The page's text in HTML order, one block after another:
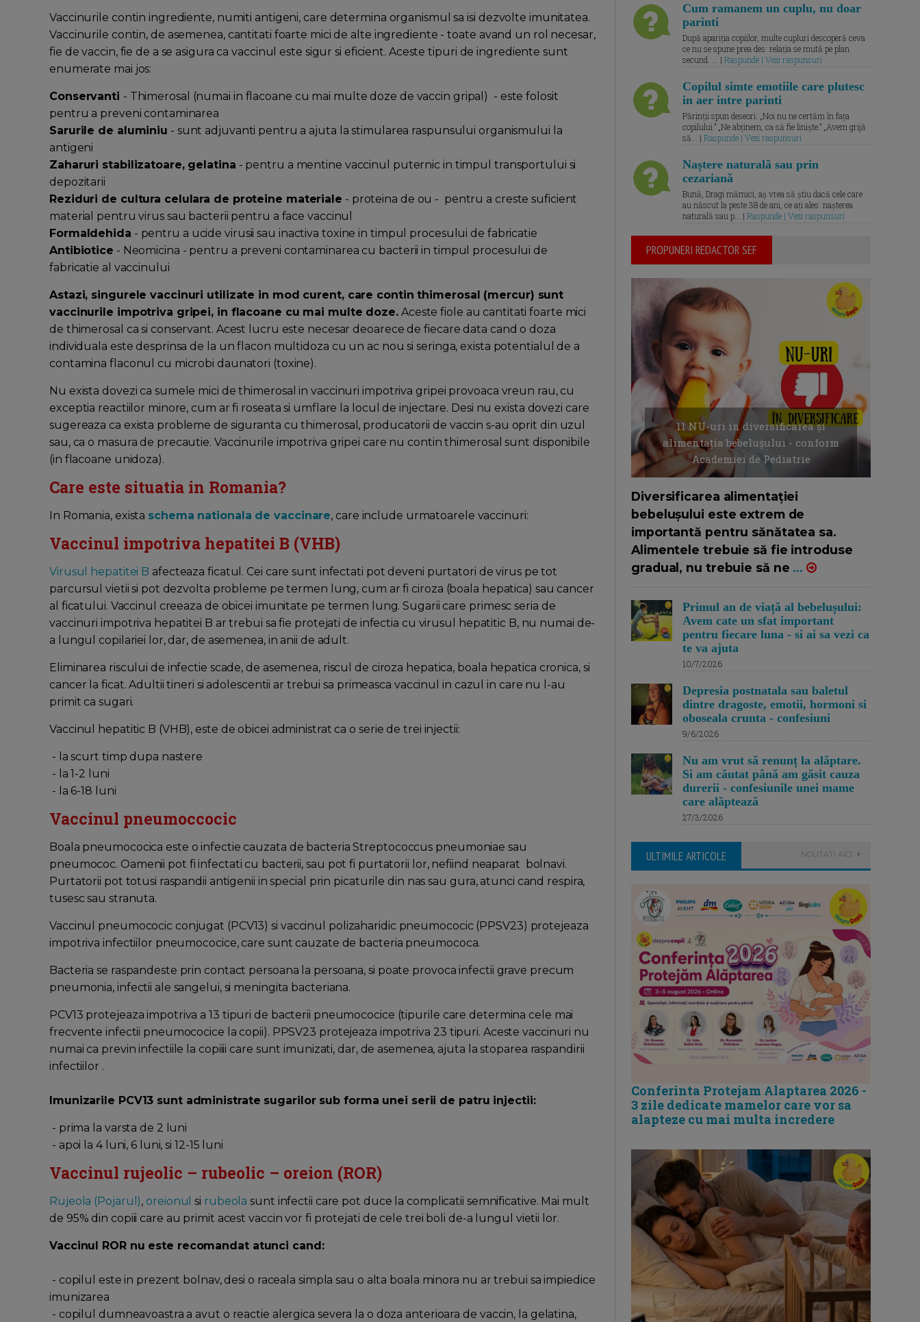
Vaccinurile contin ingrediente, numiti antigeni, care determina organismul sa isi dezvolte imunitatea.
Vaccinurile contin, de asemenea, cantitati foarte mici de alte ingrediente - toate avand un rol necesar,
fie de vaccin, fie de a se asigura ca vaccinul este sigur si eficient. Aceste tipuri de ingrediente sunt
enumerate mai jos:
Conservanti - Thimerosal (numai in flacoane cu mai multe doze de vaccin gripal) - este folosit
pentru a preveni contaminarea
Sarurile de aluminiu - sunt adjuvanti pentru a ajuta la stimularea raspunsului organismului la
antigeni
Zaharuri stabilizatoare, gelatina - pentru a mentine vaccinul puternic in timpul transportului si
depozitarii
Reziduri de cultura celulara de proteine ​​materiale - proteina de ou - pentru a creste suficient
material pentru virus sau bacterii pentru a face vaccinul
Formaldehida - pentru a ucide virusii sau inactiva toxine in timpul procesului de fabricatie
Antibiotice - Neomicina - pentru a preveni contaminarea cu bacterii in timpul procesului de
fabricatie al vaccinului
Astazi, singurele vaccinuri utilizate in mod curent, care contin thimerosal (mercur) sunt
vaccinurile impotriva gripei, in flacoane cu mai multe doze. Aceste fiole au cantitati foarte mici
de thimerosal ca si conservant. Acest lucru este necesar deoarece de fiecare data cand o doza
individuala este desprinsa de la un flacon multidoza cu un ac nou si seringa, exista potentialul de a
contamina flaconul cu microbi daunatori (toxine).
Nu exista dovezi ca sumele mici de thimerosal in vaccinuri impotriva gripei provoaca vreun rau, cu
exceptia reactiilor minore, cum ar fi roseata si umflare la locul de injectare. Desi nu exista dovezi care
sugereaza ca exista probleme de siguranta cu thimerosal, producatorii de vaccin s-au oprit din uzul
sau, ca o masura de precautie. Vaccinurile impotriva gripei care nu contin thimerosal sunt disponibile
(in flacoane unidoza).
Care este situatia in Romania?
In Romania, exista schema nationala de vaccinare, care include urmatoarele vaccinuri:
Vaccinul impotriva hepatitei B (VHB)
Virusul hepatitei B afecteaza ficatul. Cei care sunt infectati pot deveni purtatori de virus pe tot
parcursul vietii si pot dezvolta probleme pe termen lung, cum ar fi ciroza (boala hepatica) sau cancer
al ficatului. Vaccinul creeaza de obicei imunitate pe termen lung. Sugarii care primesc seria de
vaccinuri impotriva hepatitei B ar trebui sa fie protejati de infectia cu virusul hepatitic B, nu numai de-
a lungul copilariei lor, dar, de asemenea, in anii de adult.
Eliminarea riscului de infectie scade, de asemenea, riscul de ciroza hepatica, boala hepatica cronica, si
cancer la ficat. Adultii tineri si adolescentii ar trebui sa primeasca vaccinul in cazul in care nu l-au
primit ca sugari.
Vaccinul hepatitic B (VHB), este de obicei administrat ca o serie de trei injectii:
- la scurt timp dupa nastere
- la 1-2 luni
- la 6-18 luni
Vaccinul pneumoccocic
Boala pneumococica este o infectie cauzata de bacteria Streptococcus pneumoniae sau
pneumococ. Oamenii pot fi infectati cu bacterii, sau pot fi purtatorii lor, nefiind neaparat bolnavi.
Purtatorii pot totusi raspandii antigenii in special prin picaturile din nas sau gura, atunci cand respira,
tusesc sau stranuta.
Vaccinul pneumococic conjugat (PCV13) si vaccinul polizaharidic pneumococic (PPSV23) protejeaza
impotriva infectiilor pneumococice, care sunt cauzate de bacteria pneumococa.
Bacteria se raspandeste prin contact persoana la persoana, si poate provoca infectii grave precum
pneumonia, infectii ale sangelui, si meningita bacteriana.
PCV13 protejeaza impotriva a 13 tipuri de bacterii pneumococice (tipurile care determina cele mai
frecvente infectii pneumococice la copii). PPSV23 protejeaza impotriva 23 tipuri. Aceste vaccinuri nu
numai ca previn infectiile la copiiii care sunt imunizati, dar, de asemenea, ajuta la stoparea raspandirii
infectiilor .
Imunizarile PCV13 sunt administrate sugarilor sub forma unei serii de patru injectii:
- prima la varsta de 2 luni
- apoi la 4 luni, 6 luni, si 12-15 luni
Vaccinul rujeolic – rubeolic – oreion (ROR)
Rujeola (Pojarul), oreionulsi rubeolasunt infectii care pot duce la complicatii semnificative. Mai mult
de 95% din copiii care au primit acest vaccin vor fi protejati de cele trei boli de-a lungul vietii lor.
Vaccinul ROR nu este recomandat atunci cand:
- copilul este in prezent bolnav, desi o raceala simpla sau o alta boala minora nu ar trebui sa impiedice
imunizarea
- copilul dumneavoastra a avut o reactie alergica severa la o doza anterioara de vaccin, la gelatina,
Cum ramanem un cuplu, nu doar
parinti
După apariția copiilor, multe cupluri descoperă ceva
ce nu se spune prea des: relația se mută pe plan
secund. ... | Raspunde | Vezi raspunsuri
Copilul simte emotiile care plutesc
in aer intre parinti
Părinții spun deseori: „Noi nu ne certăm în fața
copilului.” „Ne abținem, ca să fie liniște.” „Avem grijă
să... | Raspunde | Vezi raspunsuri
Naștere naturală sau prin
cezariană
Bună, Dragi mămici, aș vrea să știu dacă cele care
au născut la peste 38 de ani, ce ați ales: nașterea
naturală sau p... | Raspunde | Vezi raspunsuri
PROPUNERI REDACTOR SEF
11 NU-uri in diversificarea și
alimentația bebelușului - conform
Academiei de Pediatrie
Diversificarea alimentației
bebelușului este extrem de
importantă pentru sănătatea sa.
Alimentele trebuie să fie introduse
gradual, nu trebuie să ne ...
Primul an de viață al bebelușului:
Avem cate un sfat important
pentru fiecare luna - si ai sa vezi ca
te va ajuta
10/7/2026
Depresia postnatala sau baletul
dintre dragoste, emotii, hormoni si
oboseala crunta - confesiuni
9/6/2026
Nu am vrut să renunț la alăptare.
Si am căutat până am găsit cauza
durerii - confesiunile unei mame
care alăptează
27/3/2026
ULTIMILE ARTICOLE NOUTATI AICI
Conferinta Protejam Alaptarea 2026 -
3 zile dedicate mamelor care vor sa
alapteze cu mai multa incredere